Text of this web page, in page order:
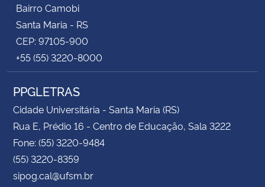
Bairro Camobi
Santa Maria - RS
CEP: 97105-900
+55 (55) 3220-8000
PPGLETRAS
Cidade Universitária - Santa Maria (RS)
Rua E, Prédio 16 - Centro de Educação, Sala 3222
Fone: (55) 3220-9484
(55) 3220-8359
sipog.cal@ufsm.br